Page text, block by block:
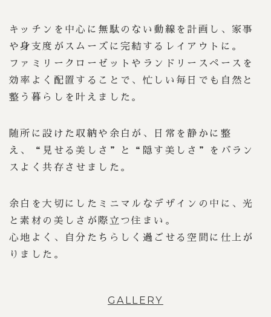
キッチンを中心に無駄のない動線を計画し、家事
や身支度がスムーズに完結するレイアウトに。
ファミリークローゼットやランドリースペースを
効率よく配置することで、忙しい毎日でも自然と
整う暮らしを叶えました。
随所に設けた収納や余白が、日常を静かに整
え、“見せる美しさ”と“隠す美しさ”をバラン
スよく共存させました。
余白を大切にしたミニマルなデザインの中に、光
と素材の美しさが際立つ住まい。
心地よく、自分たちらしく過ごせる空間に仕上が
りました。
GALLERY